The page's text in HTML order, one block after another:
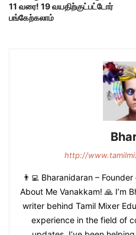
11 வரை! 19 வயதிற்குட்பட்டோர்
பங்கேற்கலாம்
http://
👨‍💻 Bharanidaran –
About Me Vanakkam! 🙏 I’m
writer behind Tamil Mixer
experience in the field of